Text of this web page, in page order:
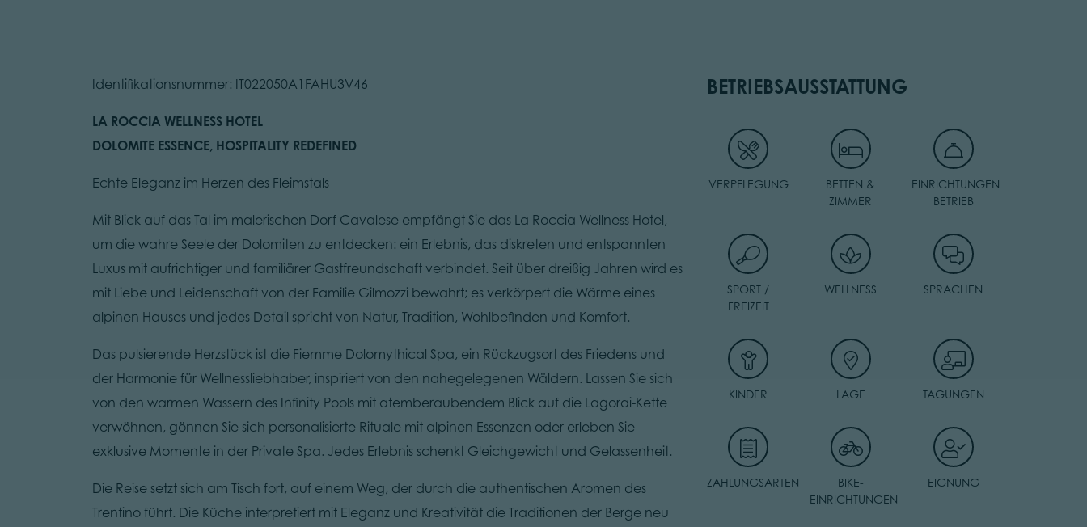
Identifikationsnummer: IT022050A1FAHU3V46
LA ROCCIA WELLNESS HOTEL
DOLOMITE ESSENCE, HOSPITALITY REDEFINED
Echte Eleganz im Herzen des Fleimstals
Mit Blick auf das Tal im malerischen Dorf Cavalese empfängt Sie das La Roccia Wellness Hotel,
um die wahre Seele der Dolomiten zu entdecken: ein Erlebnis, das diskreten und entspannten
Luxus mit aufrichtiger und familiärer Gastfreundschaft verbindet. Seit über dreißig Jahren wird es
mit Liebe und Leidenschaft von der Familie Gilmozzi bewahrt; es verkörpert die Wärme eines
alpinen Hauses und jedes Detail spricht von Natur, Tradition, Wohlbefinden und Komfort.
Das pulsierende Herzstück ist die Fiemme Dolomythical Spa, ein Rückzugsort des Friedens und
der Harmonie für Wellnessliebhaber, inspiriert von den nahegelegenen Wäldern. Lassen Sie sich
von den warmen Wassern des Infinity Pools mit atemberaubendem Blick auf die Lagorai-Kette
verwöhnen, gönnen Sie sich personalisierte Rituale mit alpinen Essenzen oder erleben Sie
exklusive Momente in der Private Spa. Jedes Erlebnis schenkt Gleichgewicht und Gelassenheit.
Die Reise setzt sich am Tisch fort, auf einem Weg, der durch die authentischen Aromen des
Trentino führt. Die Küche interpretiert mit Eleganz und Kreativität die Traditionen der Berge neu
BETRIEBSAUSSTATTUNG
VERPFLEGUNG
BETTEN &
ZIMMER
EINRICHTUNGEN
BETRIEB
SPORT /
FREIZEIT
WELLNESS SPRACHEN
KINDER LAGE TAGUNGEN
ZAHLUNGSARTEN
BIKE-
EINRICHTUNGEN
EIGNUNG